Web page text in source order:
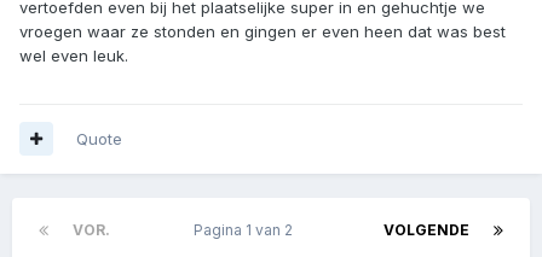
vertoefden even bij het plaatselijke super in en gehuchtje we
vroegen waar ze stonden en gingen er even heen dat was best
wel even leuk.
Quote
VOR. VOLGENDE
Pagina 1 van 2